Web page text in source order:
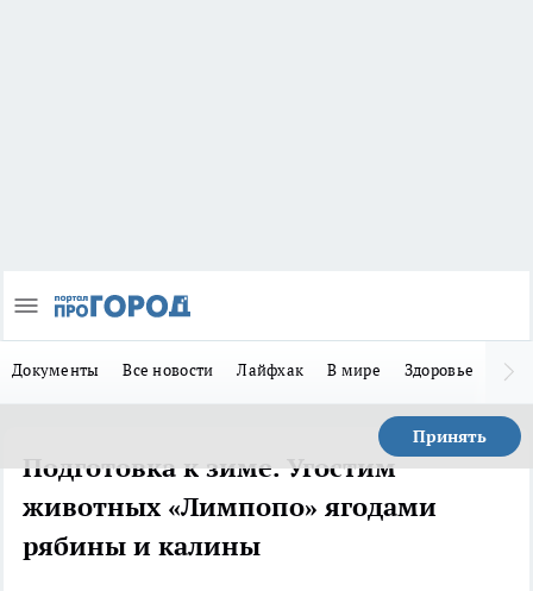
Документы Все новости Лайфхак В мире Здоровье
Принять
Подготовка к зиме. Угостим
животных «Лимпопо» ягодами
рябины и калины